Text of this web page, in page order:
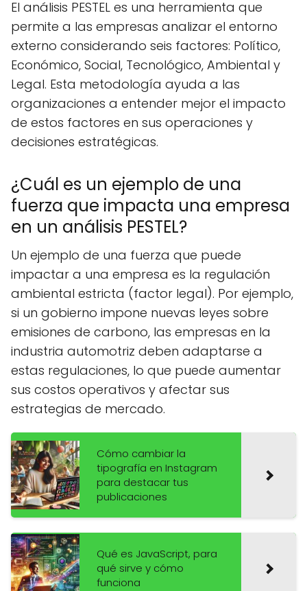
El análisis PESTEL es una herramienta que
permite a las empresas analizar el entorno
externo considerando seis factores: Político,
Económico, Social, Tecnológico, Ambiental y
Legal. Esta metodología ayuda a las
organizaciones a entender mejor el impacto
de estos factores en sus operaciones y
decisiones estratégicas.
¿Cuál es un ejemplo de una
fuerza que impacta una empresa
en un análisis PESTEL?
Un ejemplo de una fuerza que puede
impactar a una empresa es la regulación
ambiental estricta (factor legal). Por ejemplo,
si un gobierno impone nuevas leyes sobre
emisiones de carbono, las empresas en la
industria automotriz deben adaptarse a
estas regulaciones, lo que puede aumentar
sus costos operativos y afectar sus
estrategias de mercado.
Cómo cambiar la
tipografía en Instagram
para destacar tus
publicaciones
Qué es JavaScript, para
qué sirve y cómo
funciona